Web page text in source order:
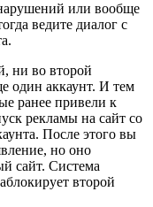
или вообще
ведите диалог с
ни во второй
один аккаунт. И тем
ранее привели к
рекламы на сайт со
После этого вы
но оно
сайт. Система
второй